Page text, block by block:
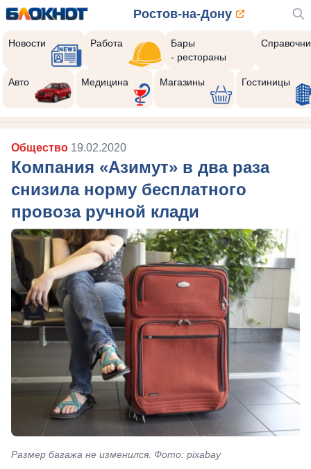
Ростов-на-Дону
Новости Работа
Бары
- рестораны
Авто Медицина Магазины Гостиницы
Общество 19.02.2020
Компания «Азимут» в два раза
снизила норму бесплатного
провоза ручной клади
Размер багажа не изменился. Фото: pixabay